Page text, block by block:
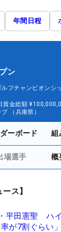
年間日程
ン
フチャンピオンシ
賞金総額
（兵庫県）
ーボード 組
場選手 概
ス】
平田憲聖 ハ
率が7割ぐらい